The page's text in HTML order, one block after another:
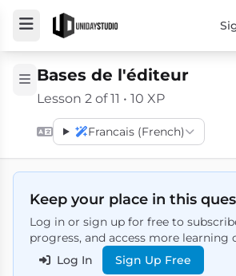
Bases de l'éditeur
Lesson 2 of 11 • 10 XP
Francais (French)
Keep your place in this
Log in or sign up for free to
progress, and access more learning
Log In
Sign Up Free